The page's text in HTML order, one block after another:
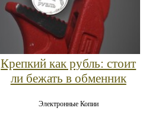
Крепкий как рубль: стоит
ли бежать в обменник
Электронные Копии